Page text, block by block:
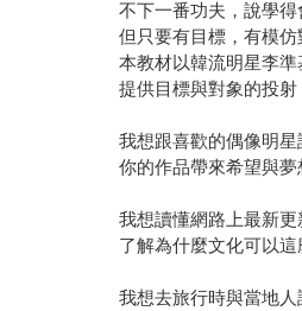
不下一番功夫，說學得
但只要有目標，有模
本教材以韓流明星李準
提供目標與對象的投射
我想跟喜歡的偶像明星
你的作品帶來希望與夢
我想讀懂網路上最新更
了解為什麼文化可以這
我想去旅行時與當地人